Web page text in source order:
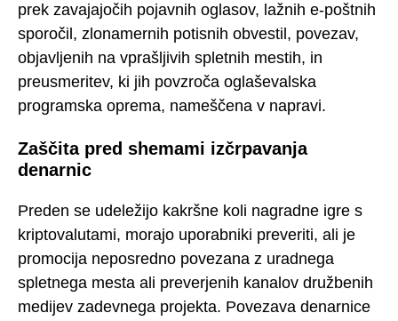
prek zavajajočih pojavnih oglasov, lažnih e-poštnih
sporočil, zlonamernih potisnih obvestil, povezav,
objavljenih na vprašljivih spletnih mestih, in
preusmeritev, ki jih povzroča oglaševalska
programska oprema, nameščena v napravi.
Zaščita pred shemami izčrpavanja
denarnic
Preden se udeležijo kakršne koli nagradne igre s
kriptovalutami, morajo uporabniki preveriti, ali je
promocija neposredno povezana z uradnega
spletnega mesta ali preverjenih kanalov družbenih
medijev zadevnega projekta. Povezava denarnice